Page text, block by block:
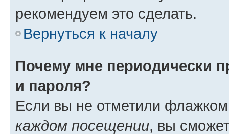
рекомендуем это сделать.
Вернуться к началу
Почему мне периодически
и пароля?
Если вы не отметили
каждом посещении, вы